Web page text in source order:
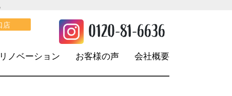
店 0120-81-6636
リノベーション お客様の声 会社概要